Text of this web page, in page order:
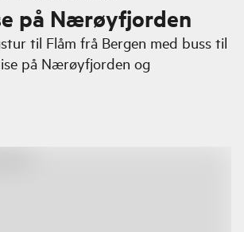
på Nærøyfjorden
til Flåm frå Bergen med buss til
på Nærøyfjorden og